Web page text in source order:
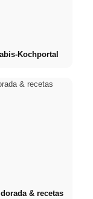
Kochportal
& recetas